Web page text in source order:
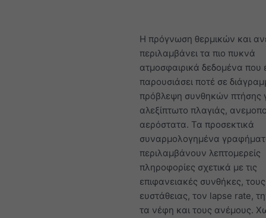
Η πρόγνωση θερμικών και
περιλαμβάνει τα πιο πυκνά
ατμοσφαιρικά δεδομένα που
παρουσιάσει ποτέ σε
πρόβλεψη συνθηκών πτήσης
αλεξίπτωτο πλαγιάς,
αερόστατα. Τα προσεκτικά
συναρμολογημένα
περιλαμβάνουν λεπτομερείς
πληροφορίες σχετικά με τις
επιφανειακές συνθήκες, τους
ευστάθειας, τον lapse rate,
τα νέφη και τους ανέμους.